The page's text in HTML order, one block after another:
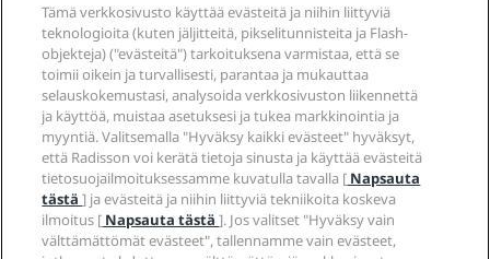
Sports Approved -hotellit
Perheystävälliset hotellit
Terveys ja turvallisuus
Media
Työpaikat RHG
Työpaikat PPHE
Työpaikat EHL
The Club by RHG
Kehitysmahdollisuudet
Vastuullinen liiketoiminta
Hankinta
Tietosuojakeskus
Oikeudellinen huomautus
Radisson Rewards -ehdot
Sivuston käyttösopimus
Digitaalinen saavutettavuus
Nykyajan orjuutta koskeva lausunto
Ohje
Kuluttajailmoitukset
Ota yhteyttä
Usein kysytyt kysymykset
Sivustokartta
Sosiaalinen media
Radisson Hotels -brändit
Tämä verkkosivusto käyttää evästeitä ja niihin liittyviä
teknologioita (kuten jäljitteitä, pikselitunnisteita ja Flash-
objekteja) ("evästeitä") tarkoituksena varmistaa, että se
toimii oikein ja turvallisesti, parantaa ja mukauttaa
selauskokemustasi, analysoida verkkosivuston liikennettä
ja käyttöä, muistaa asetuksesi ja tukea markkinointia ja
myyntiä. Valitsemalla "Hyväksy kaikki evästeet" hyväksyt,
että Radisson voi kerätä tietoja sinusta ja käyttää evästeitä
tietosuojailmoituksessamme kuvatulla tavalla [ Napsauta
tästä] ja evästeitä ja niihin liittyviä tekniikoita koskeva
ilmoitus [ Napsauta tästä]. Jos valitset "Hyväksy vain
välttämättömät evästeet", tallennamme vain evästeet,